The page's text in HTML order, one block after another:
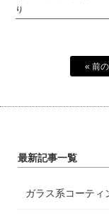
り
« 前
最新記事一覧
ガラス系コーティ